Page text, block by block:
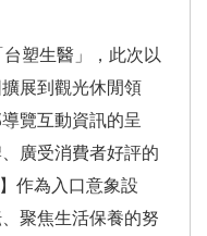
塑生醫」，此次以
展到觀光休閒領
覽互動資訊的呈
廣受消費者好評的
作為入口意象設
聚焦生活保養的努